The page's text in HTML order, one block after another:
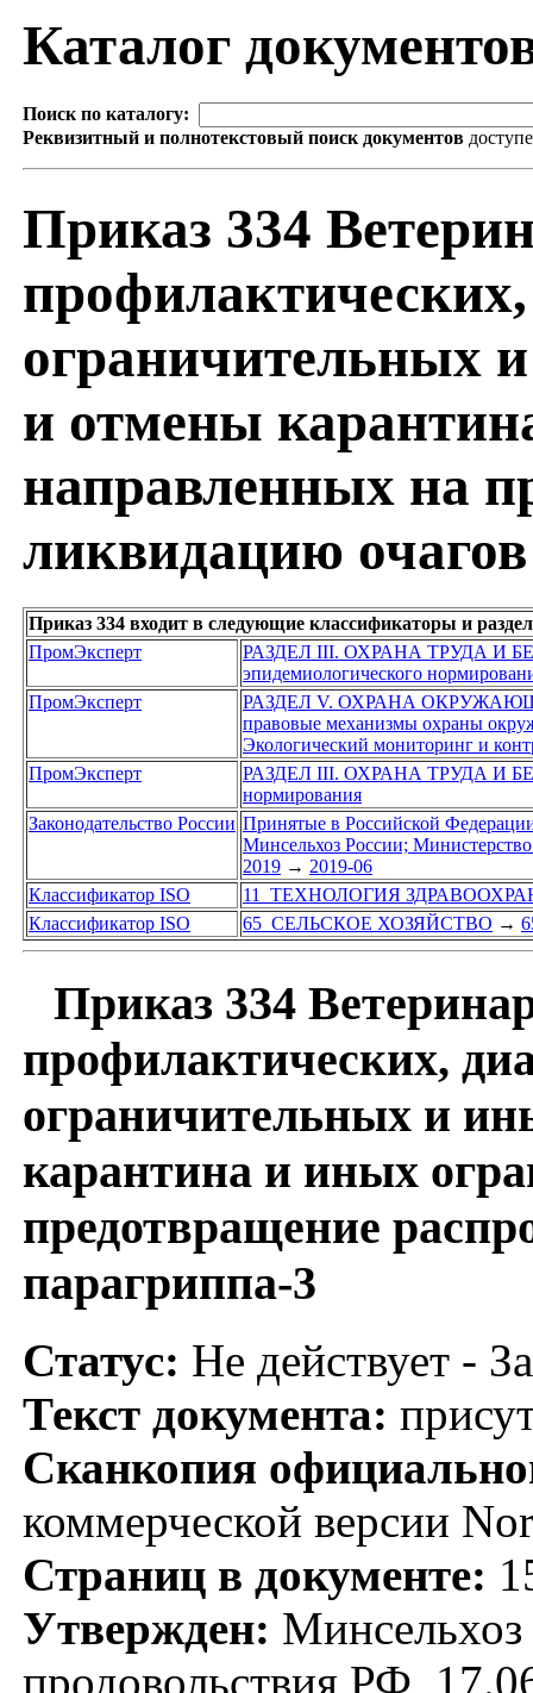
Каталог
Поиск по каталогу:
Реквизитный и полнотекстовый поиск документов
Приказ 334
ограничительных
и отмены
направленных на
ликвидацию
Приказ 334 входит в следующие классификаторы и
ПромЭксперт
РАЗДЕЛ III. ОХРАНА ТРУДА И
эпидемиологического
ПромЭксперт
РАЗДЕЛ V. ОХРАНА
правовые механизмы охраны
Экологический мониторинг и
ПромЭксперт
РАЗДЕЛ III. ОХРАНА ТРУДА И
нормирования
Законодательство России Принятые в Российской
Минсельхоз России;
2019 → 2019-06
Классификатор ISO
11 ТЕХНОЛОГИЯ
Классификатор ISO
65 СЕЛЬСКОЕ ХОЗЯЙСТВО →
Приказ 334
профилактических,
ограничительных и
карантина и иных
предотвращение
парагриппа-3
Статус: Не действует -
Текст документа:
Сканкопия
коммерческой версии
Страниц в документе:
Утвержден: Минсельхоз
продовольствия РФ,